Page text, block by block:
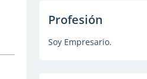
Profesión
Soy Empresario.